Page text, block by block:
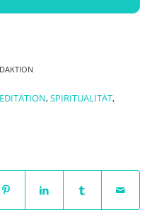
,SPIRITUALITÄT,